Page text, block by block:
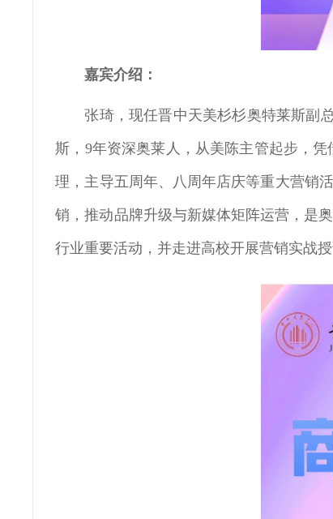
嘉宾介绍：
张琦，现任晋中天美杉杉奥特莱斯副
斯，9年资深奥莱人，从美陈主管起步，
理，主导五周年、八周年店庆等重大营销
销，推动品牌升级与新媒体矩阵运营，是
行业重要活动，并走进高校开展营销实战